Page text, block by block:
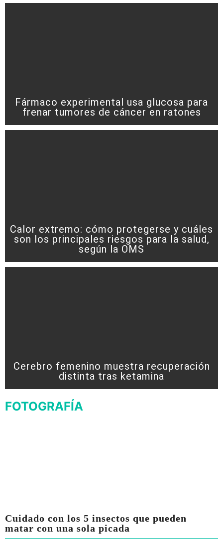
Fármaco experimental usa glucosa para
frenar tumores de cáncer en ratones
Calor extremo: cómo protegerse y cuáles
son los principales riesgos para la salud,
según la OMS
Cerebro femenino muestra recuperación
distinta tras ketamina
FOTOGRAFÍA
Cuidado con los 5 insectos que pueden
matar con una sola picada